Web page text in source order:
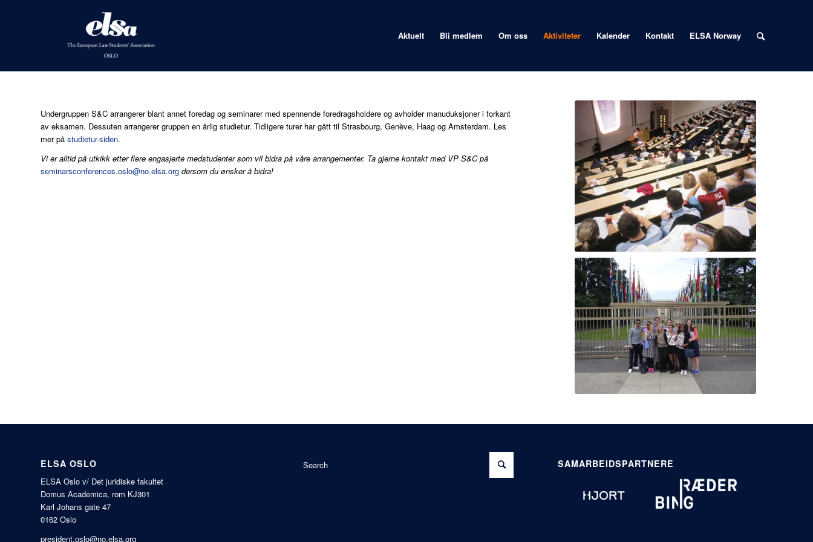
Aktuelt Bli medlem Om oss Aktiviteter Kalender Kontakt ELSA Norway
Undergruppen S&C arrangerer blant annet foredag og seminarer med spennende foredragsholdere og avholder manuduksjoner i forkant
av eksamen. Dessuten arrangerer gruppen en årlig studietur. Tidligere turer har gått til Strasbourg, Genève, Haag og Amsterdam. Les
mer på studietur-siden.
Vi er alltid på utkikk etter flere engasjerte medstudenter som vil bidra på våre arrangementer. Ta gjerne kontakt med VP S&C på
seminarsconferences.oslo@no.elsa.org dersom du ønsker å bidra!
ELSA OSLO
ELSA Oslo v/ Det juridiske fakultet
Domus Academica, rom KJ301
Karl Johans gate 47
0162 Oslo
president.oslo@no.elsa.org
SAMARBEIDSPARTNERE